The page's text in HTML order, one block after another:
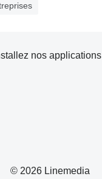
© 2026 Linemedia
nos applications